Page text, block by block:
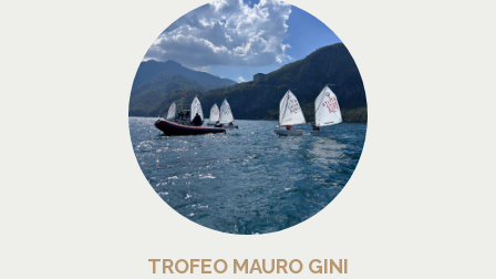
TROFEO MAURO GINI